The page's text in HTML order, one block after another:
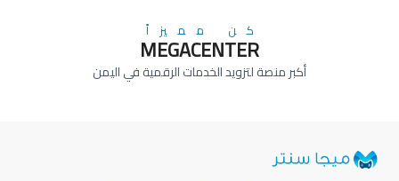
كن مميزاً
MEGACENTER
أكبر منصة لتزويد الخدمات الرقمية في اليمن